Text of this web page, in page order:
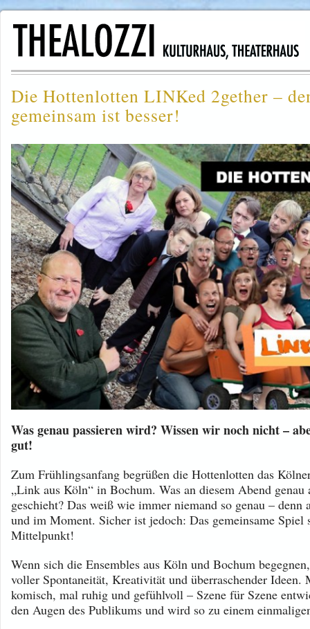
Die Hottenlotten LINKed 2gether –
gemeinsam ist besser!
Was genau passieren wird? Wissen wir noch nicht –
gut!
Zum Frühlingsanfang begrüßen die Hottenlotten das
„Link aus Köln“ in Bochum. Was an diesem Abend genau
geschieht? Das weiß wie immer niemand so genau – denn
und im Moment. Sicher ist jedoch: Das gemeinsame Spiel
Mittelpunkt!
Wenn sich die Ensembles aus Köln und Bochum
voller Spontaneität, Kreativität und überraschender Ideen.
komisch, mal ruhig und gefühlvoll – Szene für Szene
den Augen des Publikums und wird so zu einem